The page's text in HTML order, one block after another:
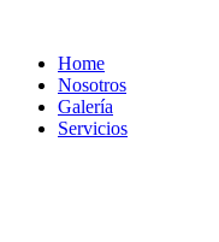
Home
Nosotros
Galería
Servicios